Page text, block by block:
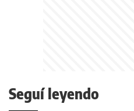
Seguí leyendo